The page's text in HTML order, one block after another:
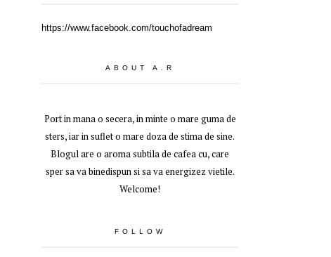
https://www.facebook.com/touchofadream
ABOUT A.R
Port in mana o secera, in minte o mare guma de
sters, iar in suflet o mare doza de stima de sine.
Blogul are o aroma subtila de cafea cu, care
sper sa va binedispun si sa va energizez vietile.
Welcome!
FOLLOW